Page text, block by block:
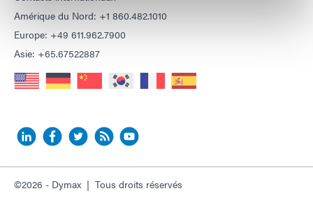
Amérique du Nord: +1 860.482.1010
Europe: +49 611.962.7900
Asie: +65.67522887
©2026 - Dymax | Tous droits réservés